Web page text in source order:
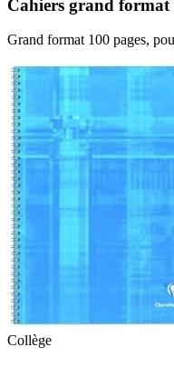
Cahiers grand format
Grand format 100 pages,
Collège